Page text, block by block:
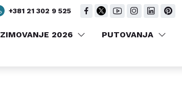
ZIMOVANJE 2026 PUTOVANJA
+381 21 302 9 525